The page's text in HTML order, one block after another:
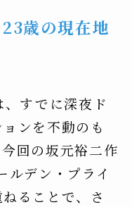
歳の現在地
すでに深夜ド
ンを不動のも
回の坂元裕二作
ルデン・プライ
ることで、さ